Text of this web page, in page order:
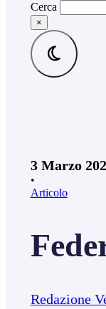
Cerca
×
3 Marzo
•
Articolo
Redazione